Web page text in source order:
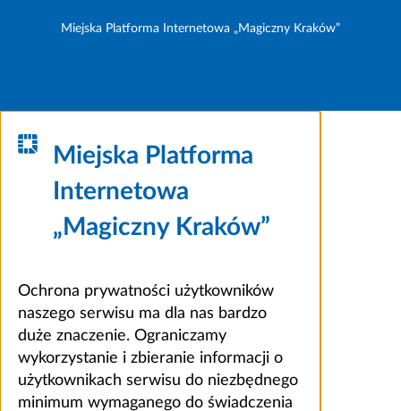
Miejska Platforma Internetowa „Magiczny Kraków”
Miejska Platforma
Internetowa
„Magiczny Kraków”
Ochrona prywatności użytkowników
naszego serwisu ma dla nas bardzo
duże znaczenie. Ograniczamy
wykorzystanie i zbieranie informacji o
użytkownikach serwisu do niezbędnego
minimum wymaganego do świadczenia